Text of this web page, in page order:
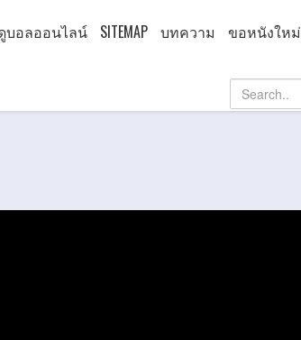
บอลออนไลน์ SITEMAP บทความ ขอหนังใหม่